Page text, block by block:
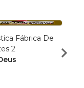
Fábrica De
2
Eric